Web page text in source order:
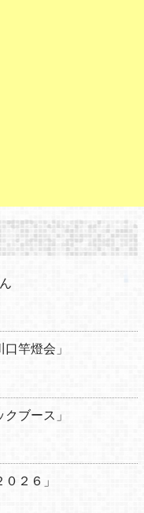
竿燈会」
ブース」
０２６」